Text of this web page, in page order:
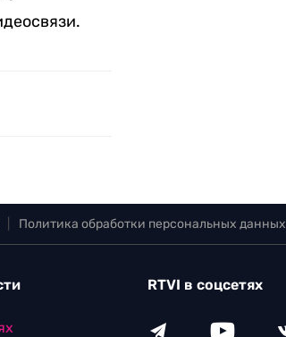
Политика обработки персональных данных
RTVI в соцсетях